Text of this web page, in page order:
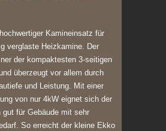
Kamineinsatz für
verglaste Heizkamine. Der
der kompaktesten 3-seitigen
überzeugt vor allem durch
und Leistung. Mit einer
von nur 4kW eignet sich der
gut für Gebäude mit sehr
So erreicht der kleine Ekko